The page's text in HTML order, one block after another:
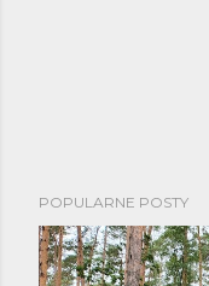
r
z
e
POPULARNE POSTY